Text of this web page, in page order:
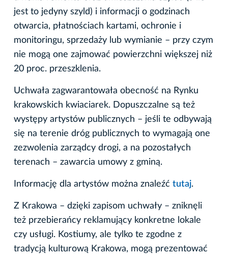
jest to jedyny szyld) i informacji o godzinach
otwarcia, płatnościach kartami, ochronie i
monitoringu, sprzedaży lub wymianie – przy czym
nie mogą one zajmować powierzchni większej niż
20 proc. przeszklenia.
Uchwała zagwarantowała obecność na Rynku
krakowskich kwiaciarek. Dopuszczalne są też
występy artystów publicznych – jeśli te odbywają
się na terenie dróg publicznych to wymagają one
zezwolenia zarządcy drogi, a na pozostałych
terenach – zawarcia umowy z gminą.
Informację dla artystów można znaleźć tutaj.
Z Krakowa – dzięki zapisom uchwały – zniknęli
też przebierańcy reklamujący konkretne lokale
czy usługi. Kostiumy, ale tylko te zgodne z
tradycją kulturową Krakowa, mogą prezentować